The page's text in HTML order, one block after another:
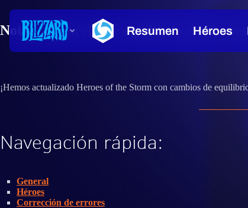
Notas del parche de equilibrio de
¡Hemos actualizado Heroes of the Storm con cambios de
Navegación rápida:
General
Héroes
Corrección de errores